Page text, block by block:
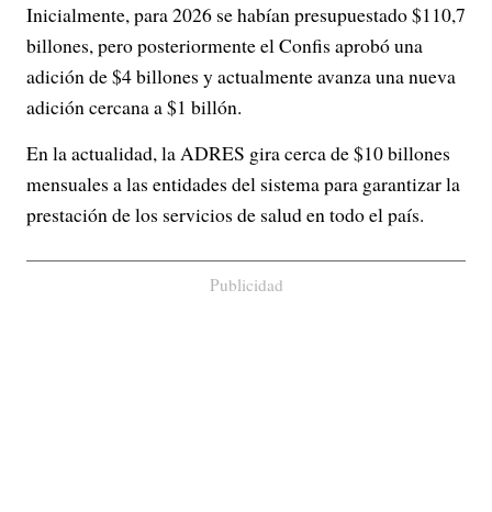
Inicialmente, para 2026 se habían presupuestado $110,7
billones, pero posteriormente el Confis aprobó una
adición de $4 billones y actualmente avanza una nueva
adición cercana a $1 billón.
En la actualidad, la ADRES gira cerca de $10 billones
mensuales a las entidades del sistema para garantizar la
prestación de los servicios de salud en todo el país.
Publicidad